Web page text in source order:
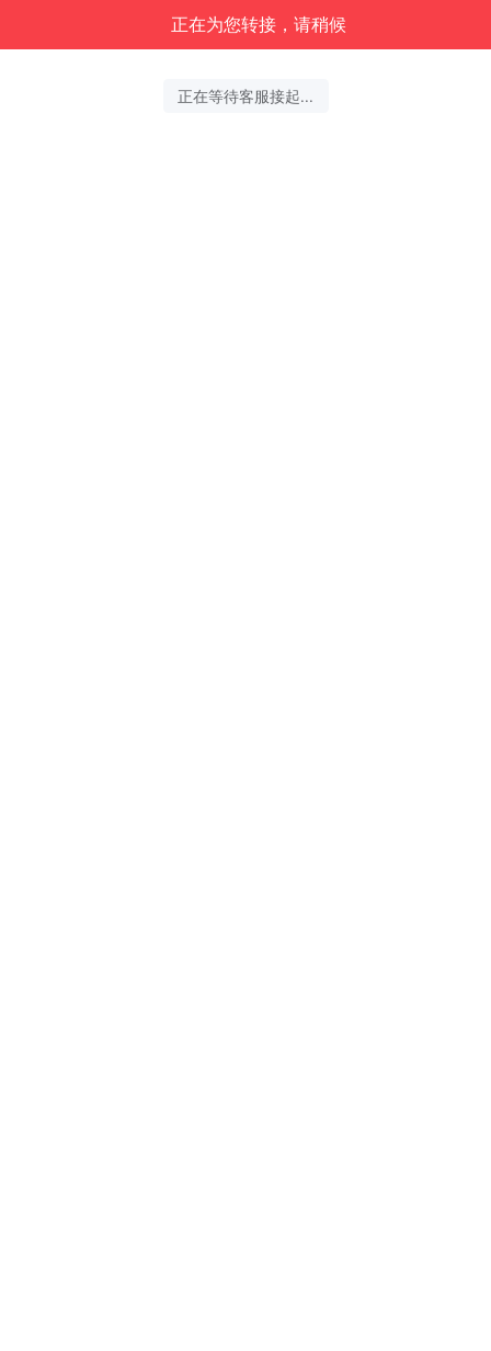
正在为您转接，请稍候
正在等待客服接起...